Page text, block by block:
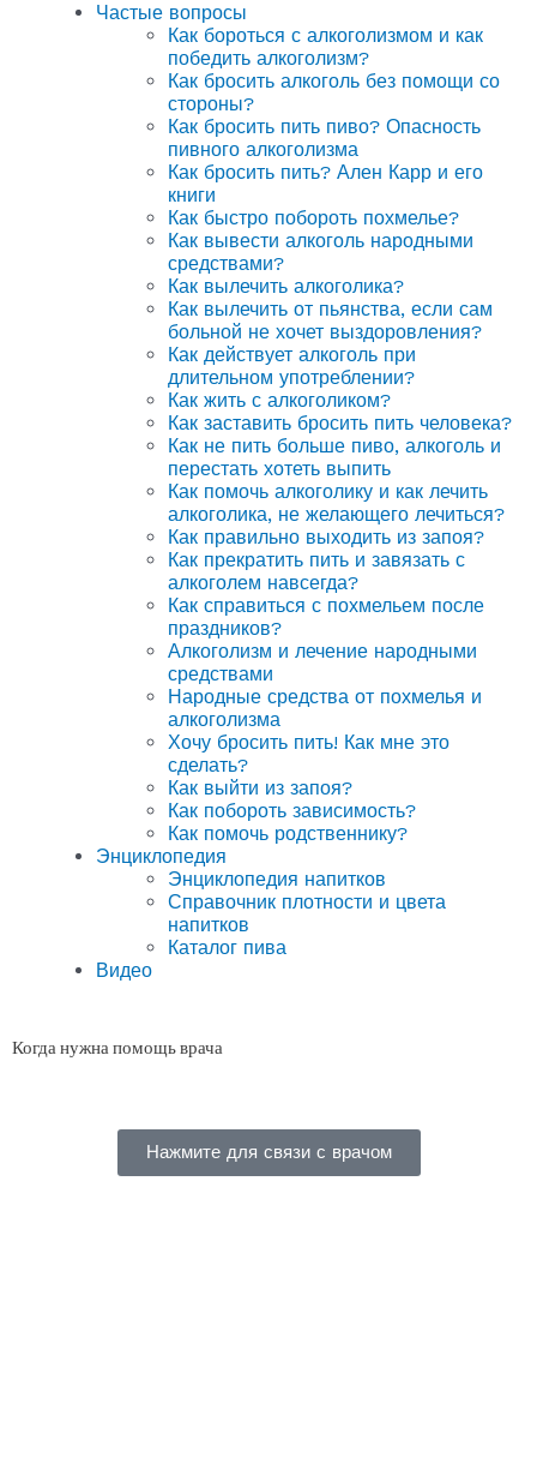
Частые вопросы
Как бороться с алкоголизмом и как
победить алкоголизм?
Как бросить алкоголь без помощи со
стороны?
Как бросить пить пиво? Опасность
пивного алкоголизма
Как бросить пить? Ален Карр и его
книги
Как быстро побороть похмелье?
Как вывести алкоголь народными
средствами?
Как вылечить алкоголика?
Как вылечить от пьянства, если сам
больной не хочет выздоровления?
Как действует алкоголь при
длительном употреблении?
Как жить с алкоголиком?
Как заставить бросить пить человека?
Как не пить больше пиво, алкоголь и
перестать хотеть выпить
Как помочь алкоголику и как лечить
алкоголика, не желающего лечиться?
Как правильно выходить из запоя?
Как прекратить пить и завязать с
алкоголем навсегда?
Как справиться с похмельем после
праздников?
Алкоголизм и лечение народными
средствами
Народные средства от похмелья и
алкоголизма
Хочу бросить пить! Как мне это
сделать?
Как выйти из запоя?
Как побороть зависимость?
Как помочь родственнику?
Энциклопедия
Энциклопедия напитков
Справочник плотности и цвета
напитков
Каталог пива
Видео
Когда нужна помощь врача
Нажмите для связи с врачом